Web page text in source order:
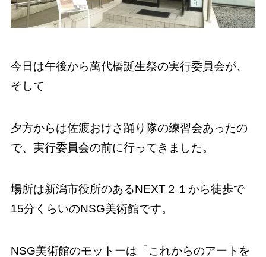
今日は午後から萬代橋誕生祭の実行委員会が、
そして
夕方からは佐渡おけさ踊り隊の練習会あったの
で、実行委員会の前に行ってきました。
場所は新潟市役所のあるNEXT２１から徒歩で
15分くらいのNSG美術館です。
NSG美術館のモットーは「これからのアートを